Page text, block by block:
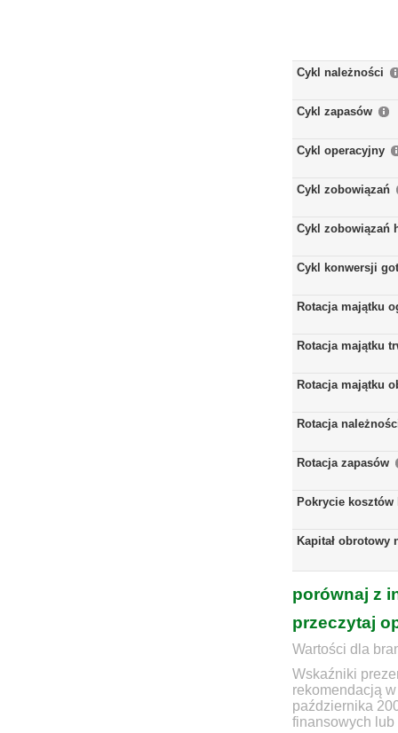
Cykl należności
Cykl zapasów
Cykl operacyjny
Cykl zobowiązań
Cykl zobowiązań
Cykl konwersji
Rotacja majątku
Rotacja majątku
Rotacja majątku
Rotacja
Rotacja zapasów
Pokrycie kosztów
Kapitał obrotowy
porównaj z
przeczytaj
Wartości dla
Wskaźniki
rekomendacją
października
finansowych lub